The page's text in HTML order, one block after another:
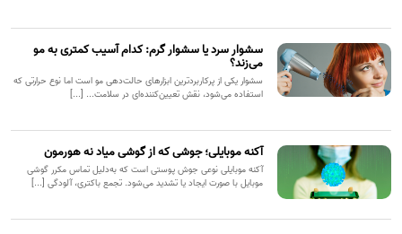
سشوار سرد یا سشوار گرم: کدام آسیب کمتری به مو
می‌زند؟
سشوار یکی از پرکاربردترین ابزارهای حالت‌دهی مو است اما نوع حرارتی که
استفاده می‌شود، نقش تعیین‌کننده‌ای در سلامت... [...]
آکنه موبایلی؛ جوشی که از گوشی میاد نه هورمون
آکنه موبایلی نوعی جوش پوستی است که به‌دلیل تماس مکرر گوشی
موبایل با صورت ایجاد یا تشدید می‌شود. تجمع باکتری، آلودگی [...]